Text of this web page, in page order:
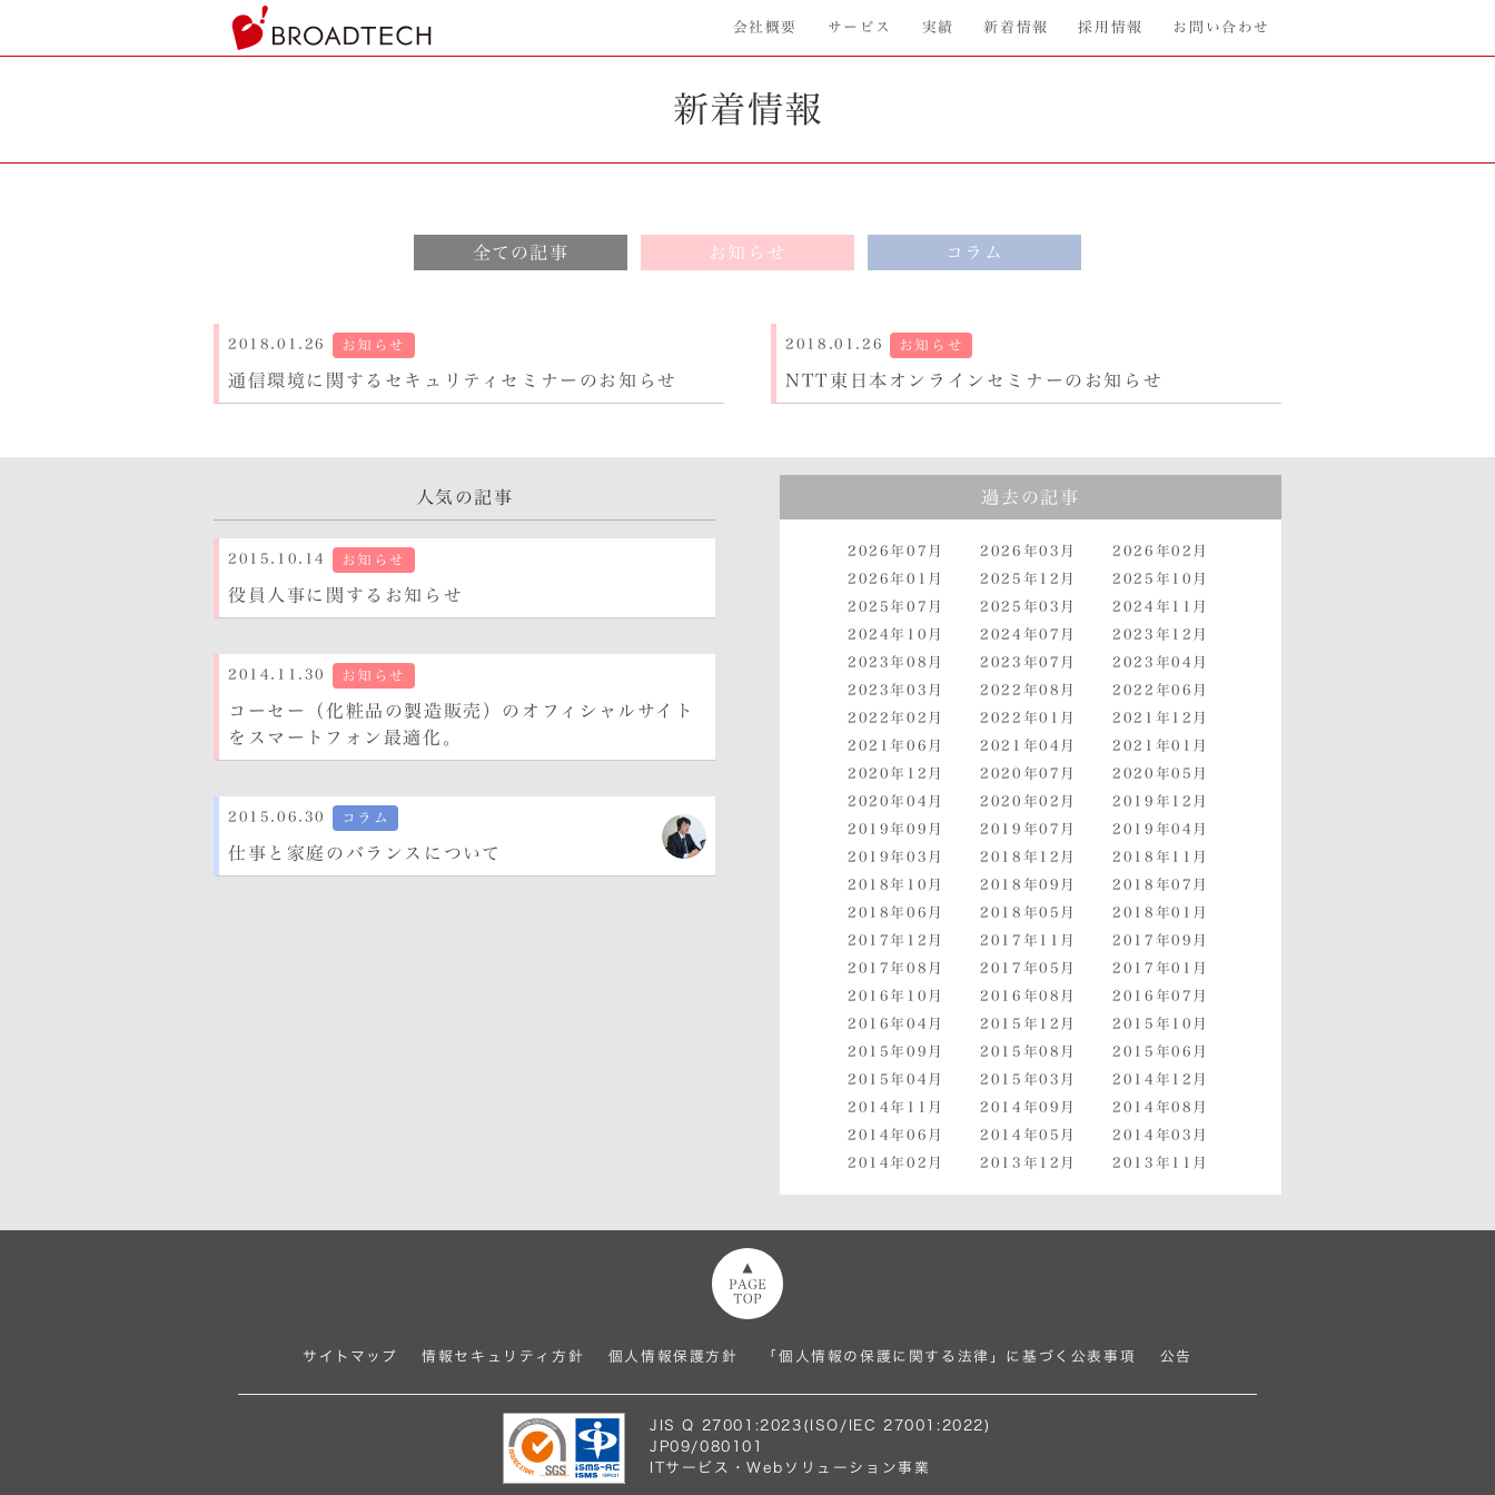
会社概要 サービス 実績 新着情報 採用情報 お問い合わせ
新着情報
全ての記事 お知らせ コラム
2018.01.26 お知らせ
通信環境に関するセキュリティセミナーのお知らせ
2018.01.26 お知らせ
NTT東日本オンラインセミナーのお知らせ
人気の記事
2015.10.14 お知らせ
役員人事に関するお知らせ
2014.11.30 お知らせ
コーセー（化粧品の製造販売）のオフィシャルサイト
をスマートフォン最適化。
2015.06.30 コラム
仕事と家庭のバランスについて
過去の記事
2026年07月 2026年03月
2026年02月
2026年01月
2025年12月
2025年10月
2025年07月
2025年03月
2024年11月
2024年10月
2024年07月
2023年12月
2023年08月
2023年07月
2023年04月
2023年03月
2022年08月
2022年06月
2022年02月
2022年01月
2021年12月
2021年06月
2021年04月
2021年01月
2020年12月
2020年07月
2020年05月
2020年04月
2020年02月
2019年12月
2019年09月
2019年07月
2019年04月
2019年03月
2018年12月
2018年11月
2018年10月
2018年09月
2018年07月
2018年06月
2018年05月
2018年01月
2017年12月
2017年11月
2017年09月
2017年08月
2017年05月
2017年01月
2016年10月
2016年08月
2016年07月
2016年04月
2015年12月
2015年10月
2015年09月
2015年08月
2015年06月
2015年04月
2015年03月
2014年12月
2014年11月
2014年09月
2014年08月
2014年06月
2014年05月
2014年03月
2014年02月
2013年12月 2013年11月
サイトマップ 情報セキュリティ方針 個人情報保護方針 「個人情報の保護に関する法律」に基づく公表事項 公告
JIS Q 27001:2023(ISO/IEC 27001:2022)
JP09/080101
ITサービス・Webソリューション事業